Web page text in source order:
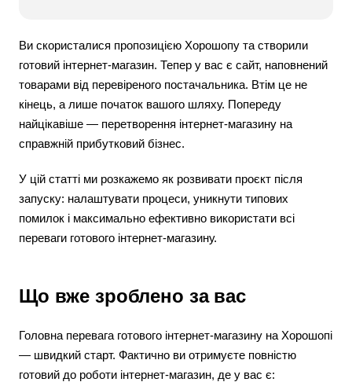
Ви скористалися пропозицією Хорошопу та створили
готовий інтернет-магазин. Тепер у вас є сайт, наповнений
товарами від перевіреного постачальника. Втім це не
кінець, а лише початок вашого шляху. Попереду
найцікавіше — перетворення інтернет-магазину на
справжній прибутковий бізнес.
У цій статті ми розкажемо як розвивати проєкт після
запуску: налаштувати процеси, уникнути типових
помилок і максимально ефективно використати всі
переваги готового інтернет-магазину.
Що вже зроблено за вас
Головна перевага готового інтернет-магазину на Хорошопі
— швидкий старт. Фактично ви отримуєте повністю
готовий до роботи інтернет-магазин, де у вас є: